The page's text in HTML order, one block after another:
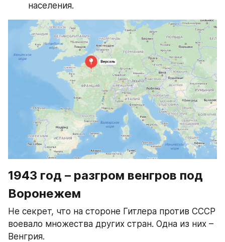
населения.
1943 год – разгром венгров под
Воронежем
Не секрет, что на стороне Гитлера против СССР
воевало множества других стран. Одна из них –
Венгрия.